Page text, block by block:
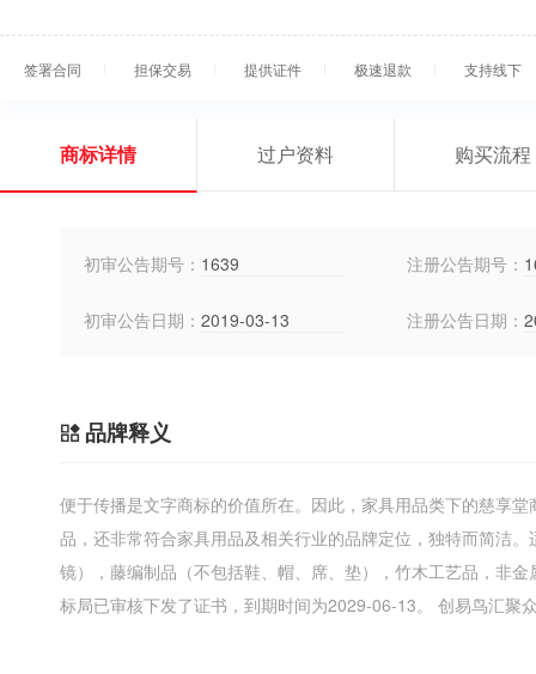
签署合同 担保交易 提供证件 极速退款 支持线下
商标详情 过户资料 购买流程
初审公告期号： 1639 注册公告期号：
初审公告日期： 2019-03-13 注册公告日期：
品牌释义
便于传播是文字商标的价值所在。因此，家具用品类下的慈享
品，还非常符合家具用品及相关行业的品牌定位，独特而简洁
镜），藤编制品（不包括鞋、帽、席、垫），竹木工艺品，非
标局已审核下发了证书，到期时间为2029-06-13。 创易鸟汇聚